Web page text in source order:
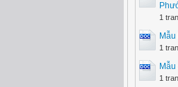
1
1
1